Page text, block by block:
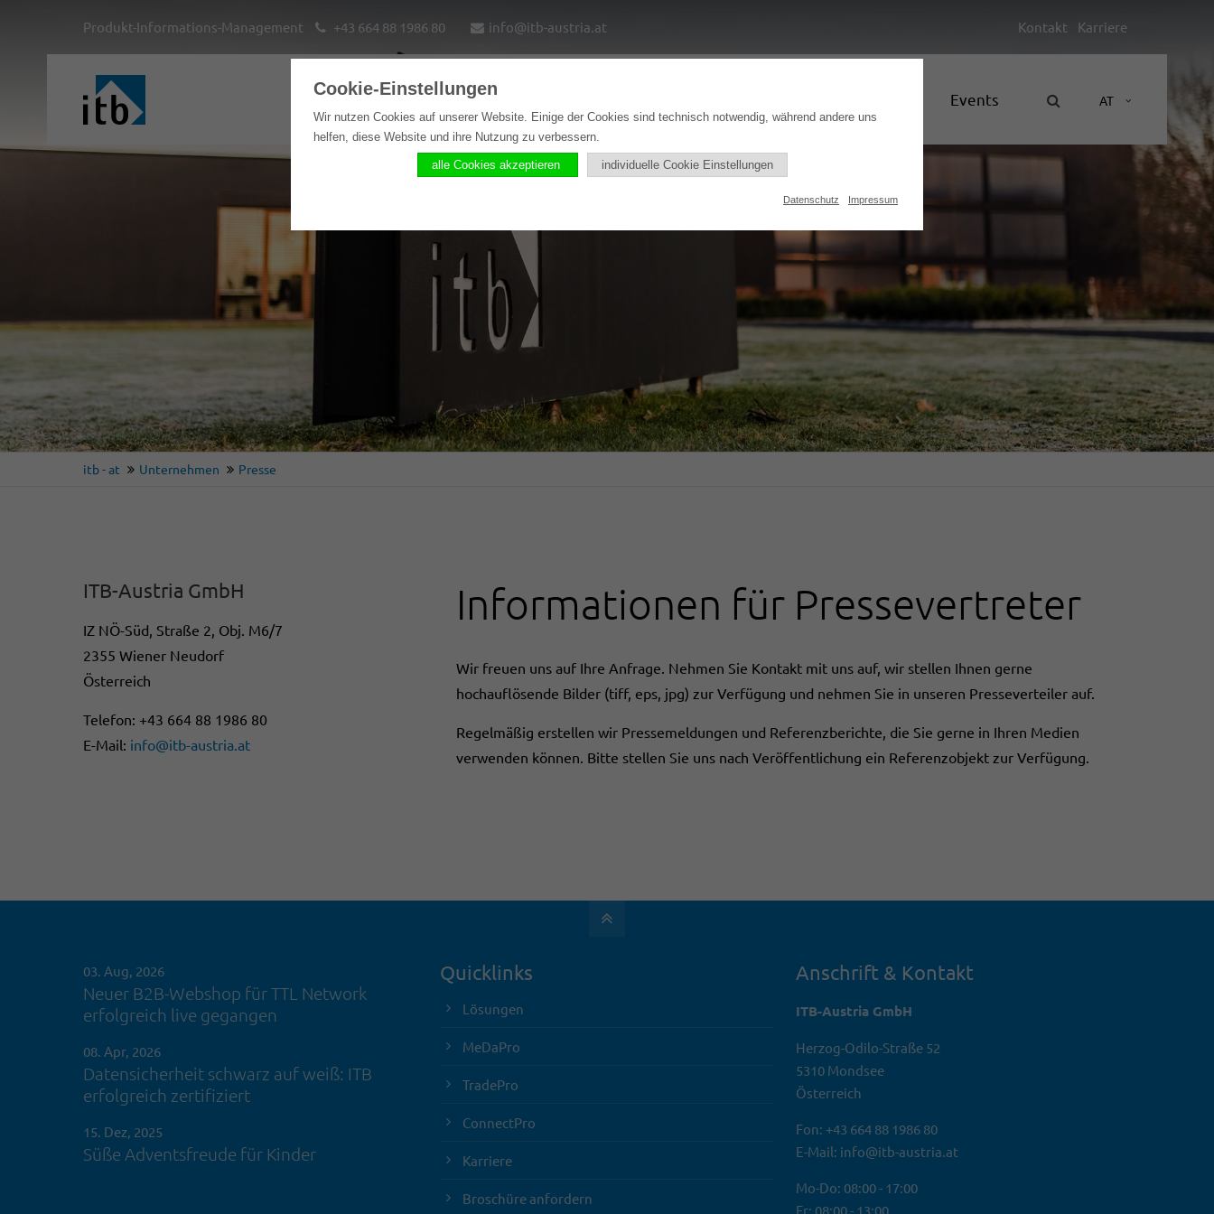
Kontakt Karriere
Produkt-Informations-Management +43 664 88 1986 80 info@itb-austria.at
AT
Home Lösungen Events
itb - at Unternehmen Presse
ITB-Austria GmbH
IZ NÖ-Süd, Straße 2, Obj. M6/7
2355 Wiener Neudorf
Österreich
Telefon: +43 664 88 1986 80
E-Mail: info@itb-austria.at
Informationen für Pressevertreter
Wir freuen uns auf Ihre Anfrage. Nehmen Sie Kontakt mit uns auf, wir stellen Ihnen gerne
hochauflösende Bilder (tiff, eps, jpg) zur Verfügung und nehmen Sie in unseren Presseverteiler auf.
Regelmäßig erstellen wir Pressemeldungen und Referenzberichte, die Sie gerne in Ihren Medien
verwenden können. Bitte stellen Sie uns nach Veröffentlichung ein Referenzobjekt zur Verfügung.
03. Aug, 2026
Neuer B2B-Webshop für TTL Network
erfolgreich live gegangen
08. Apr, 2026
Datensicherheit schwarz auf weiß: ITB
erfolgreich zertifiziert
15. Dez, 2025
Süße Adventsfreude für Kinder
Quicklinks
Lösungen
MeDaPro
TradePro
ConnectPro
Karriere
Broschüre anfordern
Anschrift & Kontakt
ITB-Austria GmbH
Herzog-Odilo-Straße 52
5310 Mondsee
Österreich
Fon: +43 664 88 1986 80
E-Mail: info@itb-austria.at
Mo-Do: 08:00 - 17:00
Fr: 08:00 - 13:00
Cookie-Einstellungen
Wir nutzen Cookies auf unserer Website. Einige der Cookies sind technisch notwendig, während andere uns
helfen, diese Website und ihre Nutzung zu verbessern.
alle Cookies akzeptieren individuelle Cookie Einstellungen
Datenschutz Impressum